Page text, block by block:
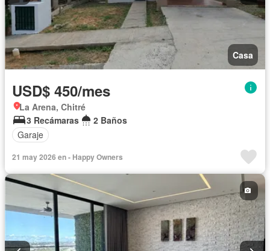
Casa
USD$ 450/mes
La Arena, Chitré
3 Recámaras
2 Baños
Garaje
21 may 2026 en - Happy Owners